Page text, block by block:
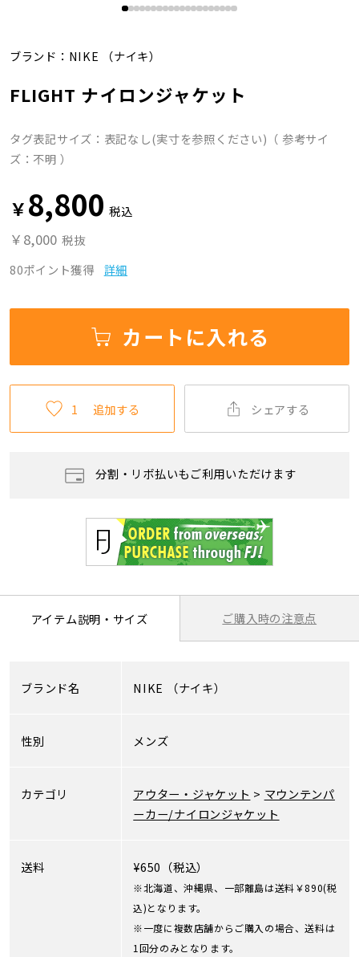
ブランド： NIKE （ナイキ）
FLIGHT ナイロンジャケット
タグ表記サイズ：表記なし(実寸を参照ください)（ 参考サイ
ズ：不明 ）
￥8,800 税込
￥8,000 税抜
80ポイント獲得
詳細
カートに入れる
1 追加する シェアする
分割・リボ払いもご利用いただけます
アイテム説明・サイズ ご購入時の注意点
ブランド名 NIKE （ナイキ）
性別 メンズ
カテゴリ アウター・ジャケット > マウンテンパ
ーカー/ナイロンジャケット
送料 ¥650（税込）
※北海道、沖縄県、一部離島は送料￥890(税
込)となります。
※一度に複数店舗からご購入の場合、送料は
1回分のみとなります。